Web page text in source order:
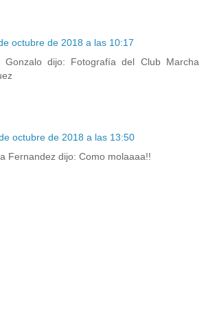
octubre de 2018 a las 10:17
Gonzalo dijo: Fotografía del Club Marcha
octubre de 2018 a las 13:50
Fernandez dijo: Como molaaaa!!